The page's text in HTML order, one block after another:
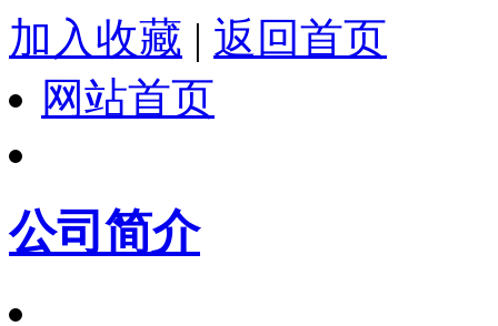
加入收藏 | 返回首页
网站首页
公司简介